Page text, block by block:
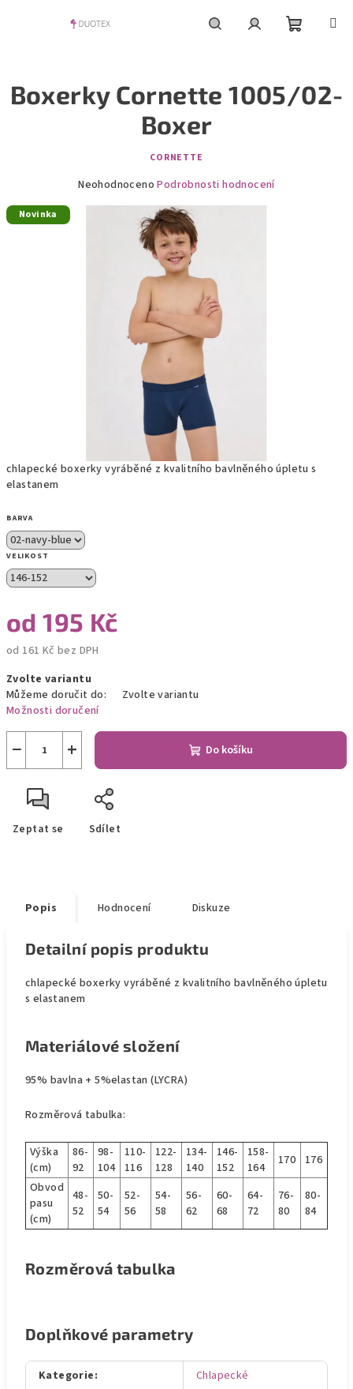
košík
chlapecké boxerky vyráběné z kvalitního bavlněného úpletu s
elastanem
BARVA
VELIKOST
od195 Kč
od 161 Kč bez DPH
cena:
Zvolte variantu
Můžeme doručit do:
Zvolte variantu
Možnosti doručení
+
− Do košíku
Zeptat se Sdílet
Boxerky Cornette 1005/02-
Boxer
CORNETTE
Průměrné
Neohodnoceno Podrobnosti hodnocení
Novinka
Popis Hodnocení Diskuze
Detailní popis produktu
chlapecké boxerky vyráběné z kvalitního bavlněného úpletu
s elastanem
Materiálové složení
95% bavlna + 5%elastan (LYCRA)
Rozměrová tabulka:
Výška
(cm)
86-
92
98-
104
110-
116
122-
128
134-
140
146-
152
158-
164
170
176
Obvod
pasu
(cm)
48-
52
50-
54
52-
56
54-
58
56-
62
60-
68
64-
72
76-
80
80-
84
Rozměrová tabulka
Doplňkové parametry
Kategorie:
Chlapecké